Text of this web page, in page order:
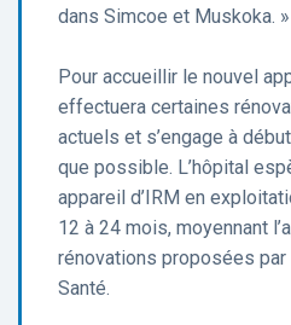
dans Simcoe et Muskoka. »
Pour accueillir le nouvel
effectuera certaines
actuels et s’engage à
que possible. L’hôpital
appareil d’IRM en
12 à 24 mois, moyennant
rénovations proposées
Santé.